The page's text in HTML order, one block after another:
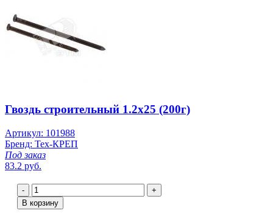
Гвоздь строительный 1.2х25 (200г)
Артикул: 101988
Бренд: Тех-КРЕП
Под заказ
83.2 руб.
-
+
В корзину